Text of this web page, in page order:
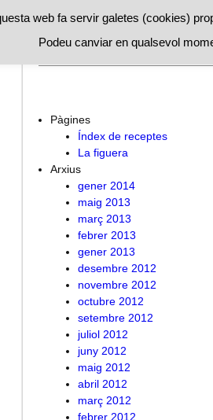
Pàgines
Índex de receptes
La figuera
Arxius
gener 2014
maig 2013
març 2013
febrer 2013
gener 2013
desembre 2012
novembre 2012
octubre 2012
setembre 2012
juliol 2012
juny 2012
maig 2012
abril 2012
març 2012
febrer 2012
web fa servir galetes (cookies)
Podeu canviar en qualsevol